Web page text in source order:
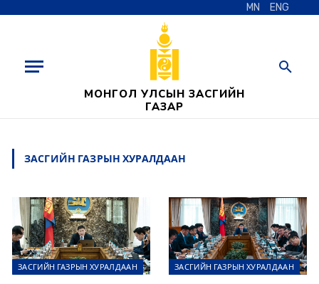
MN ENG
МОНГОЛ УЛСЫН ЗАСГИЙН
ГАЗАР
ЗАСГИЙН ГАЗРЫН ХУРАЛДААН
ЗАСГИЙН ГАЗРЫН ХУРАЛДААН ЗАСГИЙН ГАЗРЫН ХУРАЛДААН